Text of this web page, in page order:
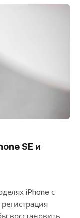
SE и
iPhone с
восстановить